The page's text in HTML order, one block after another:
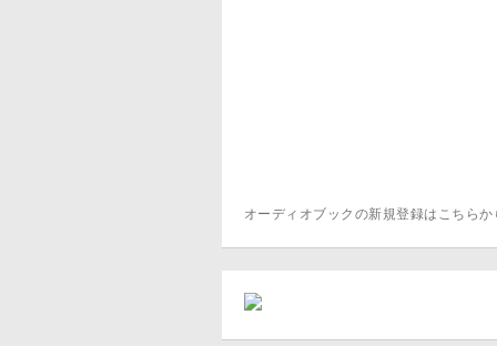
オーディオブックの新規登録はこちら